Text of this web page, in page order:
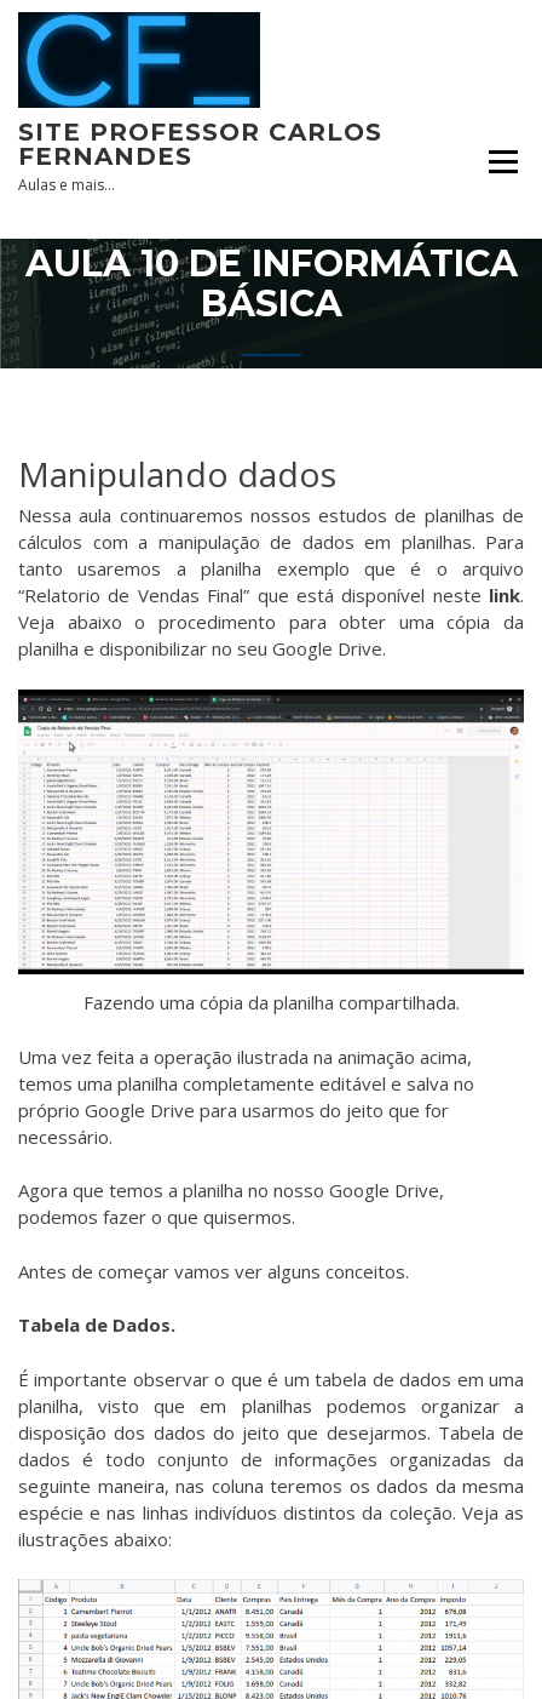
Skip
content
SITE PROFESSOR CARLOS
FERNANDES
Aulas e mais…
AULA 10 DE INFORMÁTICA
BÁSICA
Manipulando dados
Nessa aula continuaremos nossos estudos de planilhas de
cálculos com a manipulação de dados em planilhas. Para
tanto usaremos a planilha exemplo que é o arquivo
“Relatorio de Vendas Final” que está disponível neste link.
Veja abaixo o procedimento para obter uma cópia da
planilha e disponibilizar no seu Google Drive.
Fazendo uma cópia da planilha compartilhada.
Uma vez feita a operação ilustrada na animação acima,
temos uma planilha completamente editável e salva no
próprio Google Drive para usarmos do jeito que for
necessário.
Agora que temos a planilha no nosso Google Drive,
podemos fazer o que quisermos.
Antes de começar vamos ver alguns conceitos.
Tabela de Dados.
É importante observar o que é um tabela de dados em uma
planilha, visto que em planilhas podemos organizar a
disposição dos dados do jeito que desejarmos. Tabela de
dados é todo conjunto de informações organizadas da
seguinte maneira, nas coluna teremos os dados da mesma
espécie e nas linhas indivíduos distintos da coleção. Veja as
ilustrações abaixo: